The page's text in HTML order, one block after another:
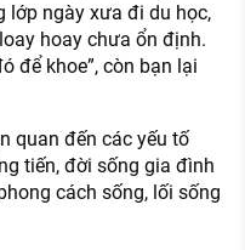
lớp ngày xưa đi du học,
hoay chưa ổn định.
để khoe”, còn bạn lại
quan đến các yếu tố
tiến, đời sống gia đình
cách sống, lối sống